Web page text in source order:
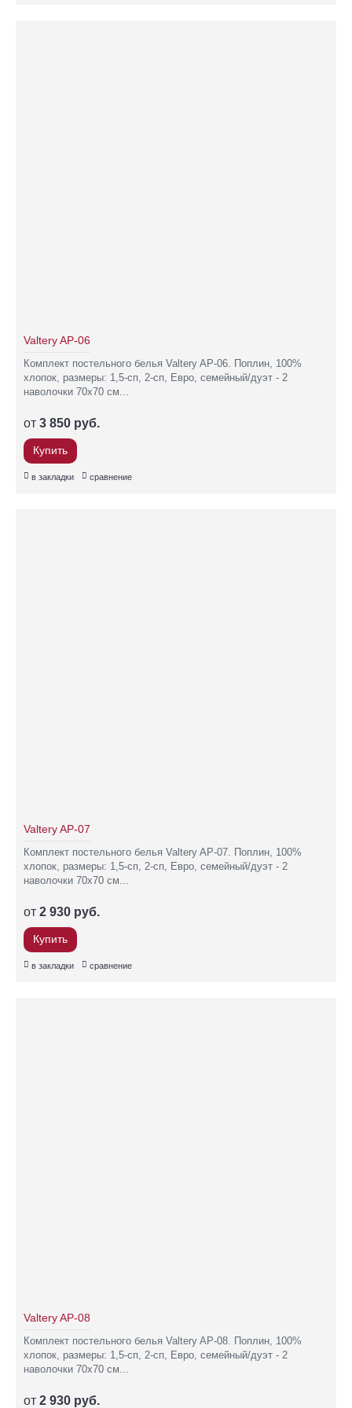
Valtery AP-06
Комплект постельного белья Valtery AP-06. Поплин, 100%
хлопок, размеры: 1,5-сп, 2-сп, Евро, семейный/дуэт - 2
наволочки 70х70 см...
от 3 850 руб.
Купить
в закладки сравнение
Valtery AP-07
Комплект постельного белья Valtery AP-07. Поплин, 100%
хлопок, размеры: 1,5-сп, 2-сп, Евро, семейный/дуэт - 2
наволочки 70х70 см...
от 2 930 руб.
Купить
в закладки сравнение
Valtery AP-08
Комплект постельного белья Valtery AP-08. Поплин, 100%
хлопок, размеры: 1,5-сп, 2-сп, Евро, семейный/дуэт - 2
наволочки 70х70 см...
от 2 930 руб.